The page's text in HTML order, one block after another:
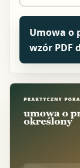
Umowa o
wzór PDF